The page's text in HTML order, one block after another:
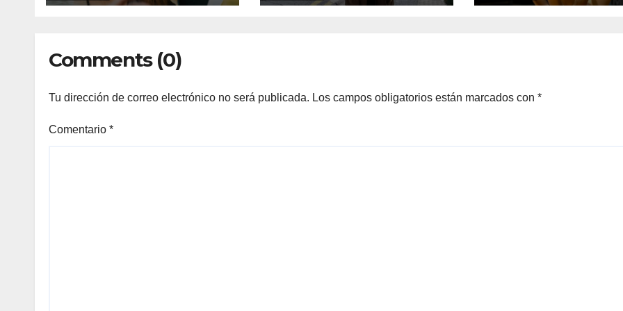
“seguridad” del
Comments (0)
Tu dirección de correo electrónico no será publicada. Los campos obligatorios están marcados con *
Comentario *